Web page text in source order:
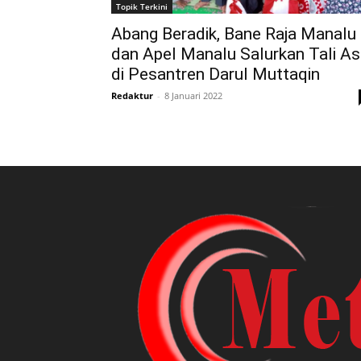
Topik Terkini
Abang Beradik, Bane Raja Manalu
dan Apel Manalu Salurkan Tali
di Pesantren Darul Muttaqin
Redaktur - 8 Januari 2022